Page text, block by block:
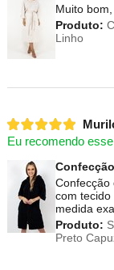
Muito
Produto:
Linho
Eu recomendo
Confecção
com tecido
medida
Produto:
Preto